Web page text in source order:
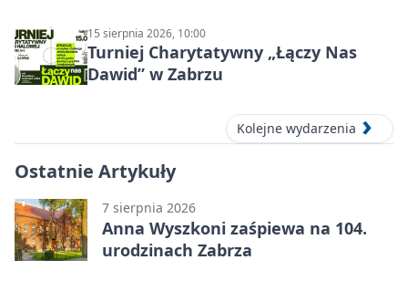
15 sierpnia 2026, 10:00
Turniej Charytatywny „Łączy Nas
Dawid” w Zabrzu
Kolejne wydarzenia
Ostatnie Artykuły
7 sierpnia 2026
Anna Wyszkoni zaśpiewa na 104.
urodzinach Zabrza